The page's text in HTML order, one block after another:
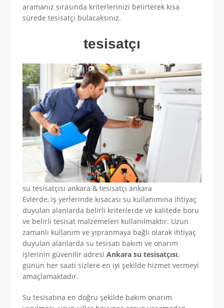
aramanız sırasında kriterlerinizi belirterek kısa
sürede tesisatçı bulacaksınız.
tesisatçı
su tesisatçısı ankara & tesisatçı ankara
Evlerde, iş yerlerinde kısacası su kullanımına ihtiyaç
duyulan alanlarda belirli kriterlerde ve kalitede boru
ve belirli tesisat malzemeleri kullanılmaktır. Uzun
zamanlı kullanım ve yıpranmaya bağlı olarak ihtiyaç
duyulan alanlarda su tesisatı bakım ve onarım
işlerinin güvenilir adresi Ankara su tesisatçısı,
günün her saati sizlere en iyi şekilde hizmet vermeyi
amaçlamaktadır.
Su tesisatına en doğru şekilde bakım onarım